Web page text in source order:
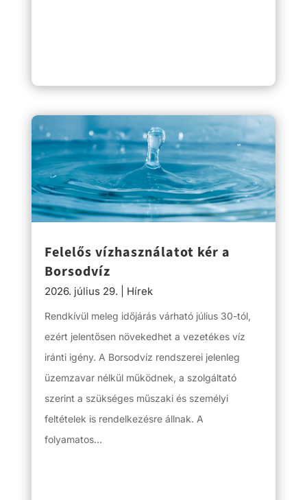
Felelős vízhasználatot kér a
Borsodvíz
2026. július 29. Hírek
Rendkívül meleg időjárás várható július 30-tól,
ezért jelentősen növekedhet a vezetékes víz
iránti igény. A Borsodvíz rendszerei jelenleg
üzemzavar nélkül működnek, a szolgáltató
szerint a szükséges műszaki és személyi
feltételek is rendelkezésre állnak. A
folyamatos...